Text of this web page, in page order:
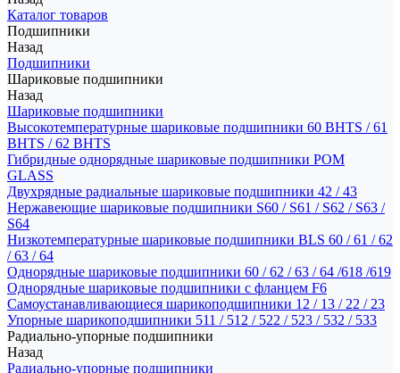
Каталог товаров
Подшипники
Назад
Подшипники
Шариковые подшипники
Назад
Шариковые подшипники
Высокотемпературные шариковые подшипники 60 BHTS / 61
BHTS / 62 BHTS
Гибридные однорядные шариковые подшипники POM
GLASS
Двухрядные радиальные шариковые подшипники 42 / 43
Нержавеющие шариковые подшипники S60 / S61 / S62 / S63 /
S64
Низкотемпературные шариковые подшипники BLS 60 / 61 / 62
/ 63 / 64
Однорядные шариковые подшипники 60 / 62 / 63 / 64 /618 /619
Однорядные шариковые подшипники с фланцем F6
Самоустанавливающиеся шарикоподшипники 12 / 13 / 22 / 23
Упорные шарикоподшипники 511 / 512 / 522 / 523 / 532 / 533
Радиально-упорные подшипники
Назад
Радиально-упорные подшипники